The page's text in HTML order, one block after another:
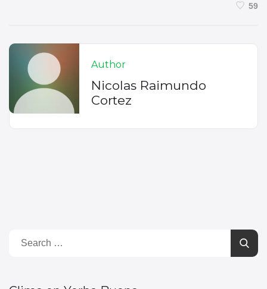
59
Author
Nicolas Raimundo
Cortez